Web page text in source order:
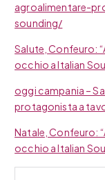
agroalimentare-
sounding/
Salute, Confeuro:
occhio a Italian
oggi campania –
protagonista a
Natale, Confeuro:
occhio a Italian